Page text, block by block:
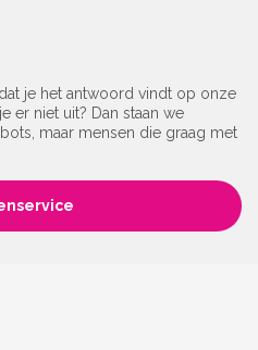
je het antwoord vindt op onze
er niet uit? Dan staan we
maar mensen die graag met